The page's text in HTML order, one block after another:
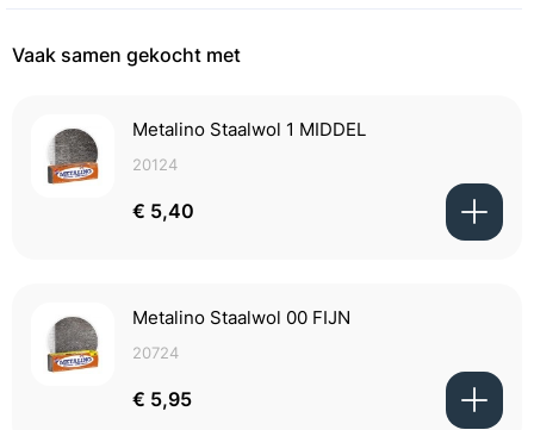
Vaak samen gekocht met
Metalino Staalwol 1 MIDDEL
20124
€ 5,40
Metalino Staalwol 00 FIJN
20724
€ 5,95